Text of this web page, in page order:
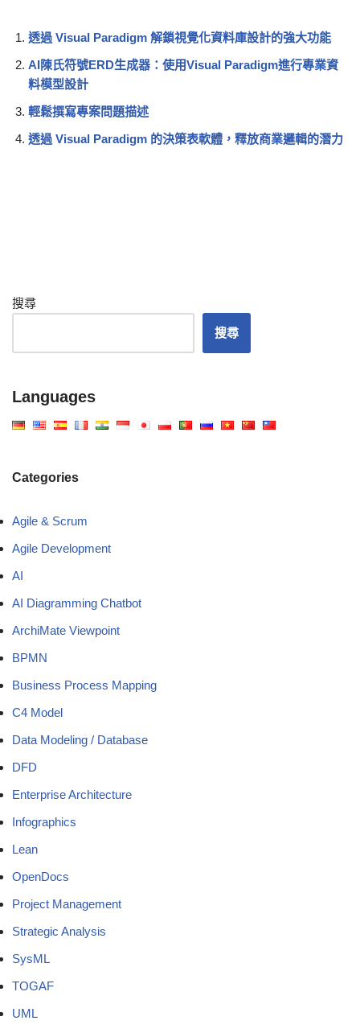
透過 Visual Paradigm 解鎖視覺化資料庫設計的強大功能
AI陳氏符號ERD生成器：使用Visual Paradigm進行專業資
料模型設計
輕鬆撰寫專案問題描述
透過 Visual Paradigm 的決策表軟體，釋放商業邏輯的潛力
搜尋
搜尋
Languages
Categories
Agile & Scrum
Agile Development
AI
AI Diagramming Chatbot
ArchiMate Viewpoint
BPMN
Business Process Mapping
C4 Model
Data Modeling / Database
DFD
Enterprise Architecture
Infographics
Lean
OpenDocs
Project Management
Strategic Analysis
SysML
TOGAF
UML